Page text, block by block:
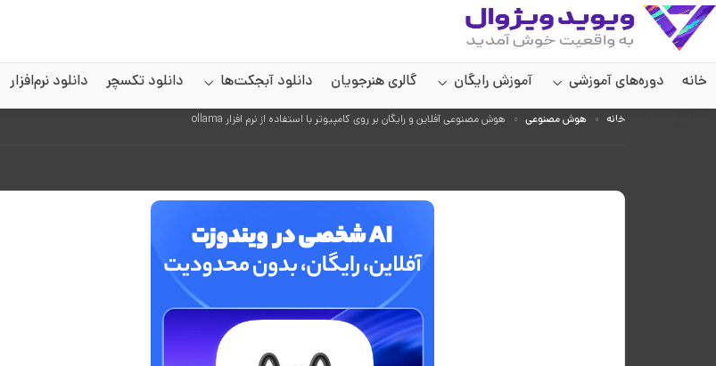
خانه دوره‌های آموزشی آموزش رایگان گالری هنرجویان دانلود آبجکت‌ها دانلود تکسچر دانلود نرم‌افزار
خانه هوش مصنوعی هوش مصنوعی آفلاین و رایگان بر روی کامپیوتر با استفاده از نرم افزار ollama